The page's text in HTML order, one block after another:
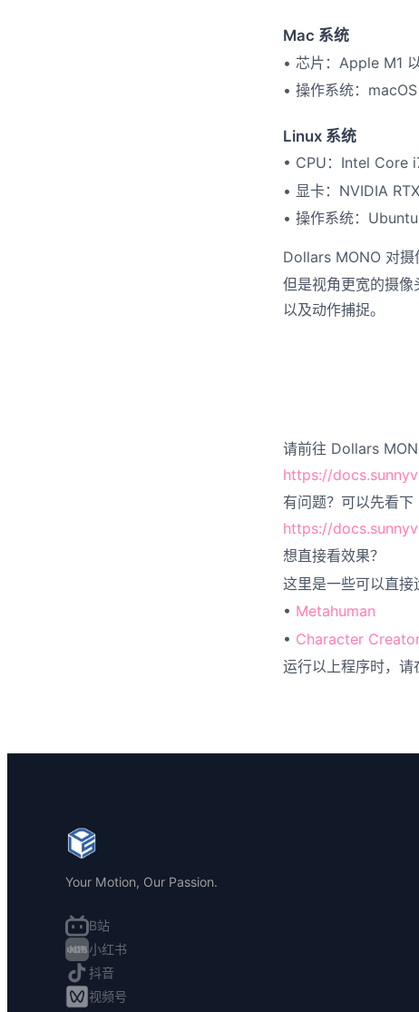
Mac 系统
• 芯片：Apple M1
• 操作系统：
Linux 系统
• CPU：Intel Core
• 显卡：NVIDIA
• 操作系统：
Dollars MONO 对摄
但是视角更宽的摄
以及动作捕捉。
请前往 Dollars
https://
有问题？可以先看下
https://
想直接看效果？
这里是一些可以直接
• Metahuman
• Character
运行以上程序时，请
Your Motion, Our Passion.
B站
小红书
抖音
视频号